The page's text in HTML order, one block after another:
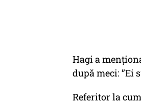
Hagi a
după meci: ”Ei
Referitor la